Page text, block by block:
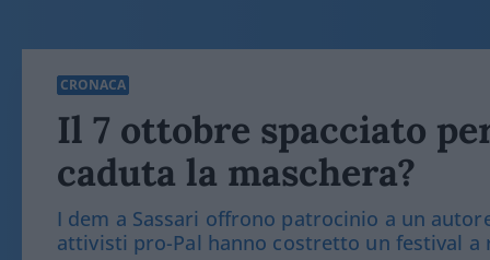
CRONACA
Il 7 ottobre spacciato
caduta la maschera?
I dem a Sassari offrono patrocinio a un
attivisti pro-Pal hanno costretto un festival